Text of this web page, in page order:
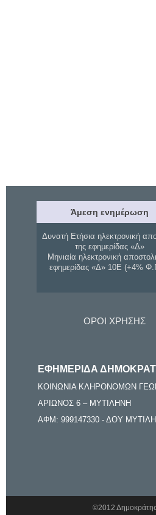
Άμεση ενημέρωση
Δυνατή Ετήσια ηλεκτρονική
της εφημερίδας «Δ»
Μηνιαία ηλεκτρονική
εφημερίδας «Δ» 10Ε (+4%
ΟΡΟΙ ΧΡΗΣΗΣ
ΕΦΗΜΕΡΙΔΑ
ΚΟΙΝΩΝΙΑ ΚΛΗΡΟΝΟΜΩΝ
ΑΡΙΩΝΟΣ 6 – ΜΥΤΙΛΗΝΗ
ΑΦΜ: 999147330 - ΔΟΥ
©2012 Δημοκράτης